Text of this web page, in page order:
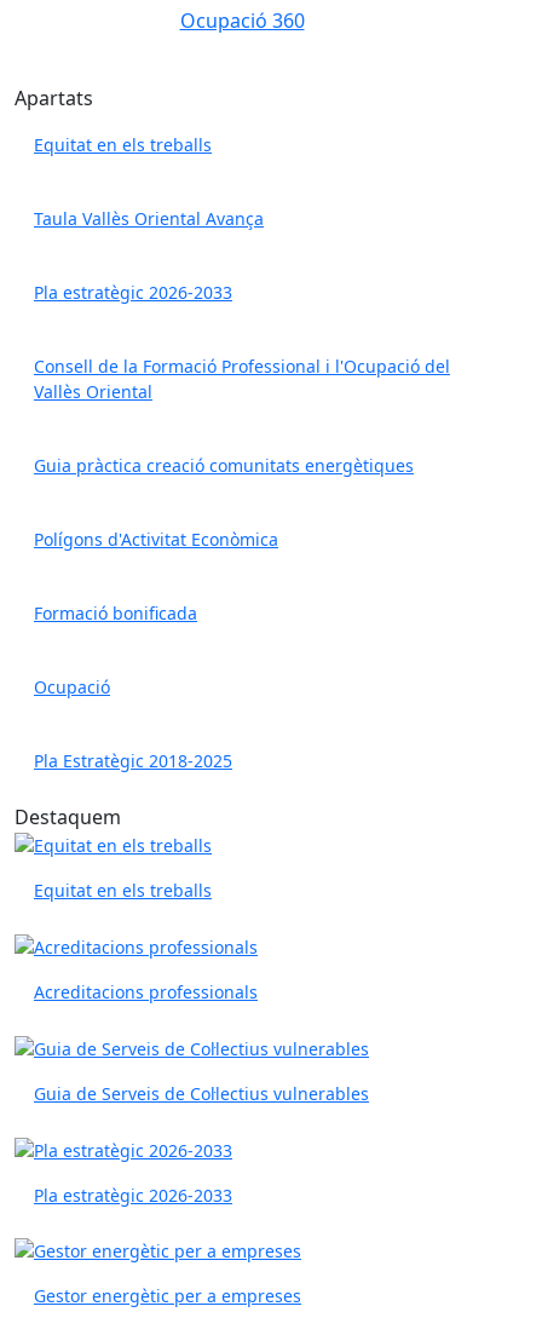
Ocupació 360
Apartats
Equitat en els treballs
Taula Vallès Oriental Avança
Pla estratègic 2026-2033
Consell de la Formació Professional i l'Ocupació del
Vallès Oriental
Guia pràctica creació comunitats energètiques
Polígons d'Activitat Econòmica
Formació bonificada
Ocupació
Pla Estratègic 2018-2025
Destaquem
Equitat en els treballs
Acreditacions professionals
Guia de Serveis de Col·lectius vulnerables
Pla estratègic 2026-2033
Gestor energètic per a empreses